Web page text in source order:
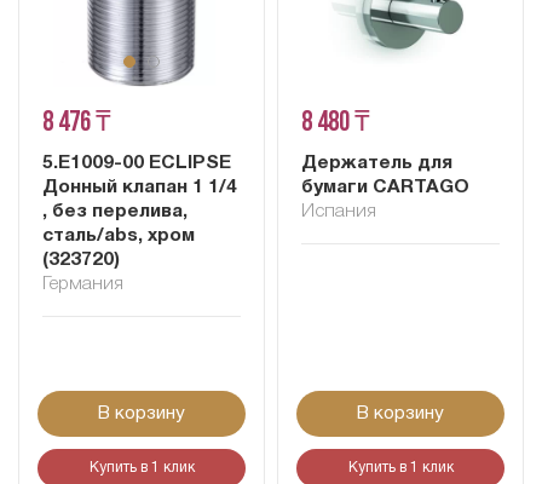
8 476 ₸
5.E1009-00 ECLIPSE
Донный клапан 1 1/4
, без перелива,
сталь/abs, хром
(323720)
Германия
В корзину
Купить в 1 клик
8 480 ₸
Держатель для
бумаги CARTAGO
Испания
В корзину
Купить в 1 клик